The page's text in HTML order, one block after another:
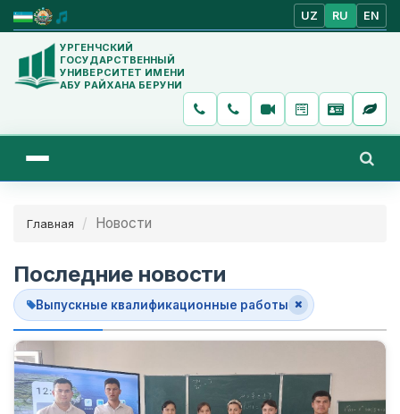
UZ RU EN
УРГЕНЧСКИЙ
ГОСУДАРСТВЕННЫЙ
УНИВЕРСИТЕТ ИМЕНИ
АБУ РАЙХАНА БЕРУНИ
Главная Новости
Последние новости
Выпускные квалификационные работы